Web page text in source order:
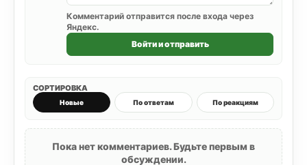
Комментарий отправится после входа через
Яндекс.
Войти и отправить
СОРТИРОВКА
Новые По ответам По реакциям
Пока нет комментариев. Будьте первым в
обсуждении.